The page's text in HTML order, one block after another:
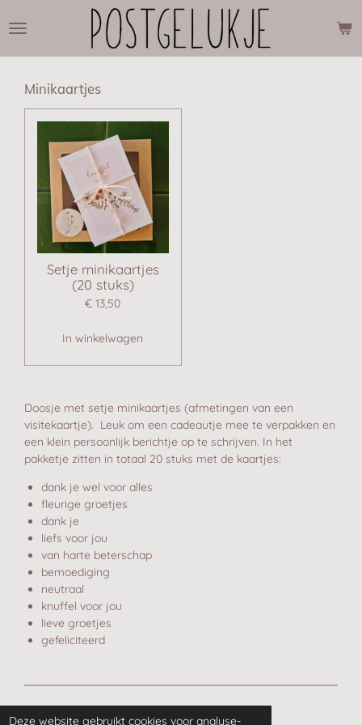
Deze website gebruikt cookies voor analyse-
direct
hoofdinhoud
Minikaartjes
Setje minikaartjes
(20 stuks)
€ 13,50
In winkelwagen
Doosje met setje minikaartjes (afmetingen van een
visitekaartje). Leuk om een cadeautje mee te verpakken en
een klein persoonlijk berichtje op te schrijven. In het
pakketje zitten in totaal 20 stuks met de kaartjes:
dank je wel voor alles
fleurige groetjes
dank je
liefs voor jou
van harte beterschap
bemoediging
neutraal
knuffel voor jou
lieve groetjes
gefeliciteerd
© 2020 - 2026 Postgelukje